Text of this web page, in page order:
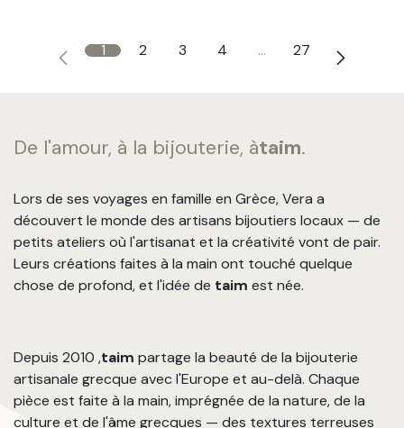
1 2 3 4 … 27
De l'amour, à la bijouterie, àtaim.
Lors de ses voyages en famille en Grèce, Vera a
découvert le monde des artisans bijoutiers locaux — de
petits ateliers où l'artisanat et la créativité vont de pair.
Leurs créations faites à la main ont touché quelque
chose de profond, et l'idée de taim est née.
Depuis 2010 ,taim partage la beauté de la bijouterie
artisanale grecque avec l'Europe et au-delà. Chaque
pièce est faite à la main, imprégnée de la nature, de la
culture et de l'âme grecques — des textures terreuses